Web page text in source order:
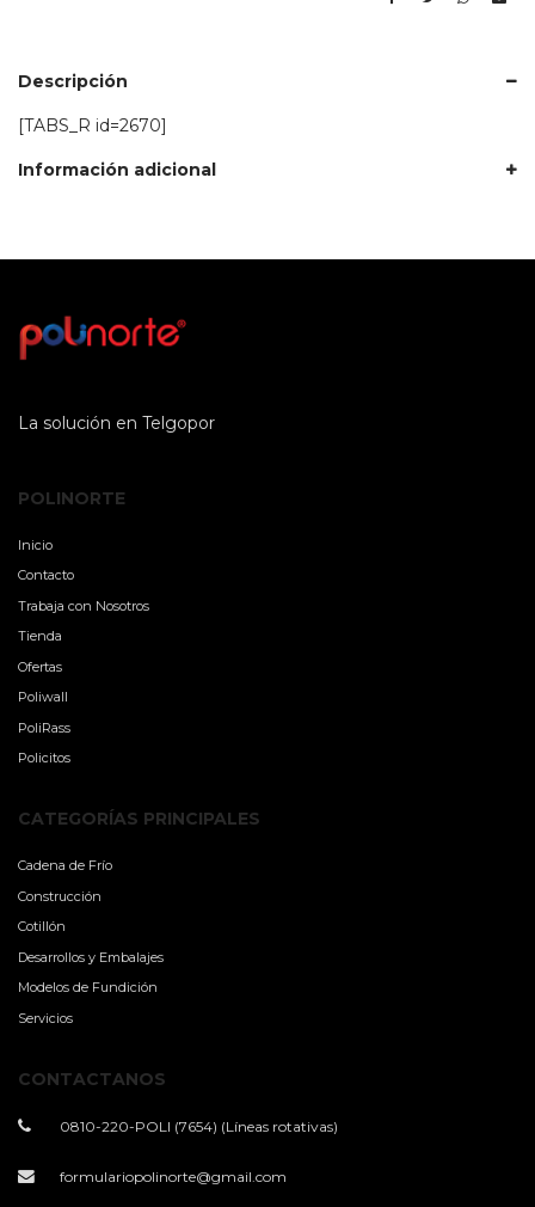
Descripción
[TABS_R id=2670]
Información adicional
La solución en Telgopor
POLINORTE
Inicio
Contacto
Trabaja con Nosotros
Tienda
Ofertas
Poliwall
PoliRass
Policitos
CATEGORÍAS PRINCIPALES
Cadena de Frío
Construcción
Cotillón
Desarrollos y Embalajes
Modelos de Fundición
Servicios
CONTACTANOS
0810-220-POLI (7654) (Líneas rotativas)
formulariopolinorte@gmail.com